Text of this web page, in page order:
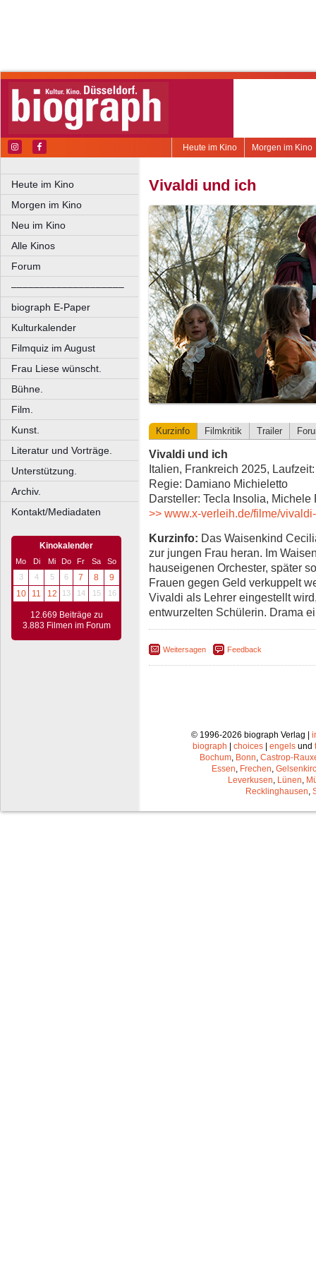
Morgen im Kino
Heute im Kino
Heute im Kino
Morgen im Kino
Neu im Kino
Alle Kinos
Forum
––––––––––––––––––––
biograph E-Paper
Kulturkalender
Filmquiz im August
Frau Liese wünscht.
Bühne.
Film.
Kunst.
Literatur und Vorträge.
Unterstützung.
Archiv.
Kontakt/Mediadaten
Kinokalender
Mo Di Mi Do Fr Sa
So
3
4 5 6 7 8
9
10
11 12 13 14 15 16
12.669 Beiträge zu
3.883 Filmen im Forum
Vivaldi und ich
Kurzinfo Filmkritik Trailer
Vivaldi und ich
Italien, Frankreich 2025,
Regie: Damiano Michieletto
Darsteller: Tecla Insolia,
>> www.x-verleih.de/filme/
Kurzinfo: Das Waisenkind
zur jungen Frau heran. Im
hauseigenen Orchester, später
Frauen gegen Geld verkuppelt
Vivaldi als Lehrer eingestellt
entwurzelten Schülerin. Drama
Weitersagen Feedback
© 1996-2026 biograph Verlag |
biograph | choices | engels und
Bochum Bonn Castrop-
Essen Frechen
Leverkusen Lünen
Recklinghausen